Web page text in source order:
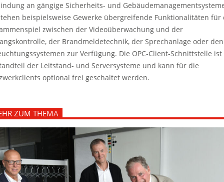
an gängige Sicherheits- und
beispielsweise Gewerke übergreifende Funktionalitäten für
zwischen der Videoüberwachung und der
der Brandmeldetechnik, der Sprechanlage oder den
zur Verfügung. Die OPC-Client-Schnittstelle ist
der Leitstand- und Serversysteme und kann für die
optional frei geschaltet werden.
ZUM THEMA